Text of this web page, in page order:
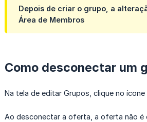
Depois de criar o grupo, a
Área de Membros
Como desconectar um
Na tela de editar Grupos, clique no
Ao desconectar a oferta, a oferta não é